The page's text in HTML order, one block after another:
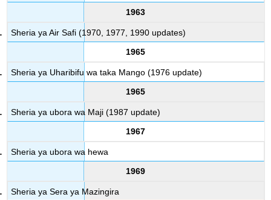
1963
Sheria ya Air Safi (1970, 1977, 1990 updates)
1965
Sheria ya Uharibifu wa taka Mango (1976 update)
1965
Sheria ya ubora wa Maji (1987 update)
1967
Sheria ya ubora wa hewa
1969
Sheria ya Sera ya Mazingira